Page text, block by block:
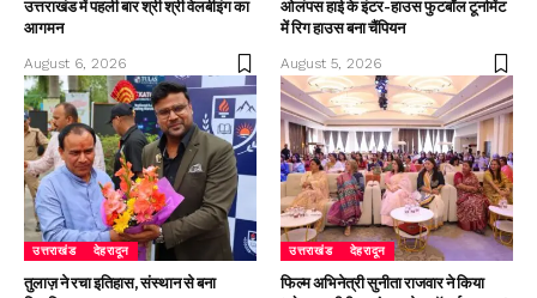
उत्तराखंड में पहली बार श्री श्री वेलबीइंग का
आगमन
August 6, 2026
ओलंपस हाई के इंटर-हाउस फुटबॉल टूर्नामेंट
में रिग हाउस बना चैंपियन
August 5, 2026
उत्तराखंड देहरादून
तुलाज़ ने रचा इतिहास, संस्थान से बना
उत्तराखंड देहरादून
फिल्म अभिनेत्री सुनीता राजवार ने किया